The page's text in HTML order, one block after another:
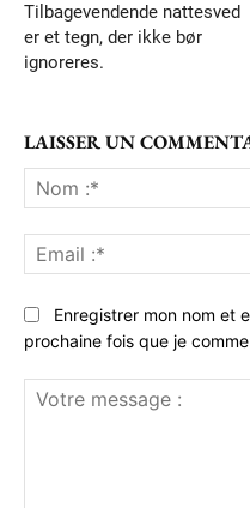
Tilbagevendende nattesved
er et tegn, der ikke bør
ignoreres.
LAISSER UN
Enregistrer mon nom et
prochaine fois que je